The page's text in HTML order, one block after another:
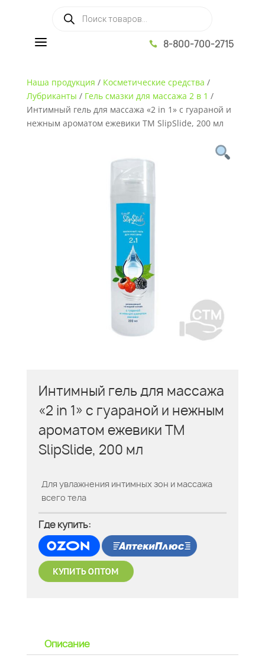
a  8-800-700-2715
Наша продукция / Косметические средства /
Лубриканты / Гель смазки для массажа 2 в 1 /
Интимный гель для массажа «2 in 1» с гуараной и
нежным ароматом ежевики ТМ SlipSlide, 200 мл
Интимный гель для массажа
«2 in 1» с гуараной и нежным
ароматом ежевики ТМ
SlipSlide, 200 мл
Для увлажнения интимных зон и массажа
всего тела
Где купить:
Описание